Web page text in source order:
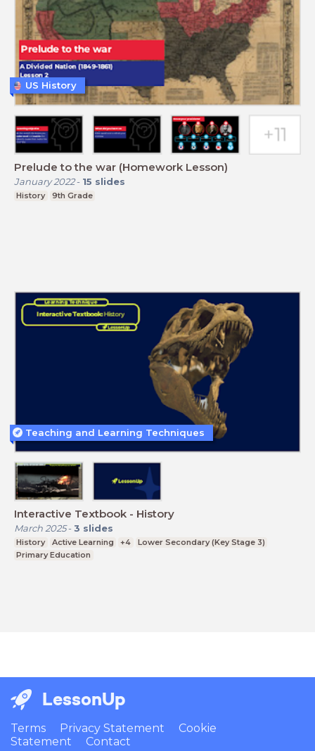
Prelude to the war (Homework Lesson)
January 2022- 15 slides
History 9th Grade
US History
Interactive Textbook - History
March 2025- 3 slides
History Active Learning +4
Lower Secondary (Key Stage 3)
Primary Education
Teaching and Learning Techniques
LessonUp
Terms Privacy Statement
Cookie
Statement
Contact